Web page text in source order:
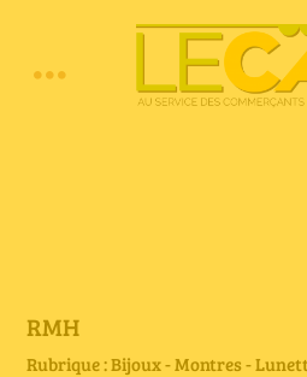
Toggle
RMH
Rubrique : Bijoux - Montres -